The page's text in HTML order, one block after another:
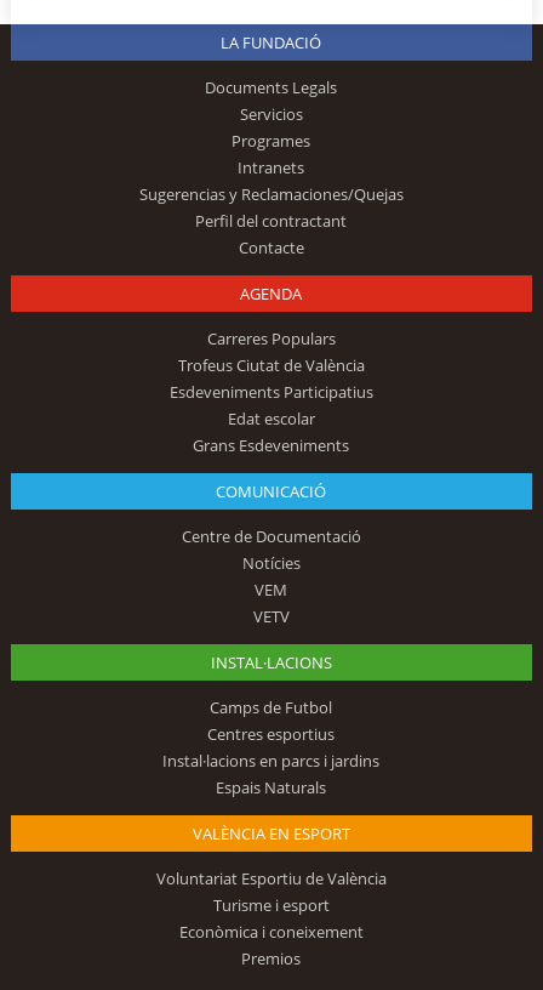
LA FUNDACIÓ
Documents Legals
Servicios
Programes
Intranets
Sugerencias y Reclamaciones/Quejas
Perfil del contractant
Contacte
AGENDA
Carreres Populars
Trofeus Ciutat de València
Esdeveniments Participatius
Edat escolar
Grans Esdeveniments
COMUNICACIÓ
Centre de Documentació
Notícies
VEM
VETV
INSTAL·LACIONS
Camps de Futbol
Centres esportius
Instal·lacions en parcs i jardins
Espais Naturals
VALÈNCIA EN ESPORT
Voluntariat Esportiu de València
Turisme i esport
Econòmica i coneixement
Premios